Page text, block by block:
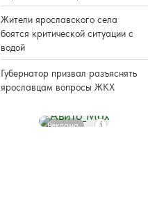
Жители ярославского села
боятся критической ситуации с
водой
Губернатор призвал разъяснять
ярославцам вопросы ЖКХ
Реклама